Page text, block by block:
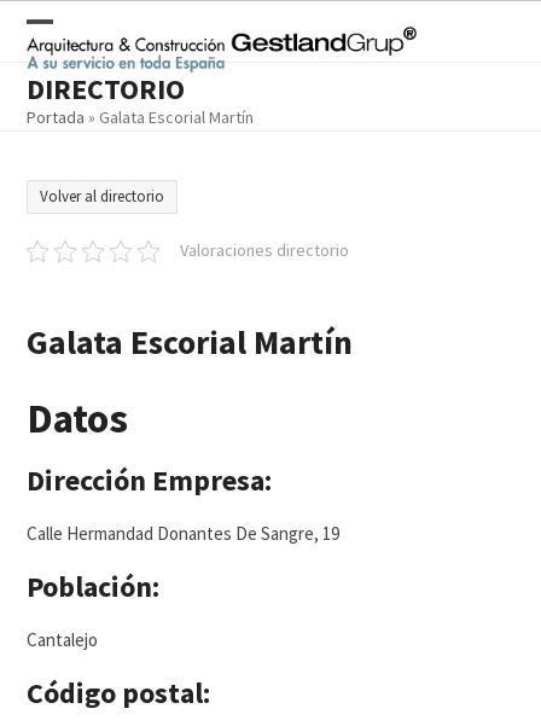
contentOpen
mobile
menu
Close
mobile
menu
DIRECTORIO
Portada » Galata Escorial Martín
Volver al directorio
Valoraciones directorio
Galata Escorial Martín
Datos
Dirección Empresa:
Calle Hermandad Donantes De Sangre, 19
Población:
Cantalejo
Código postal: